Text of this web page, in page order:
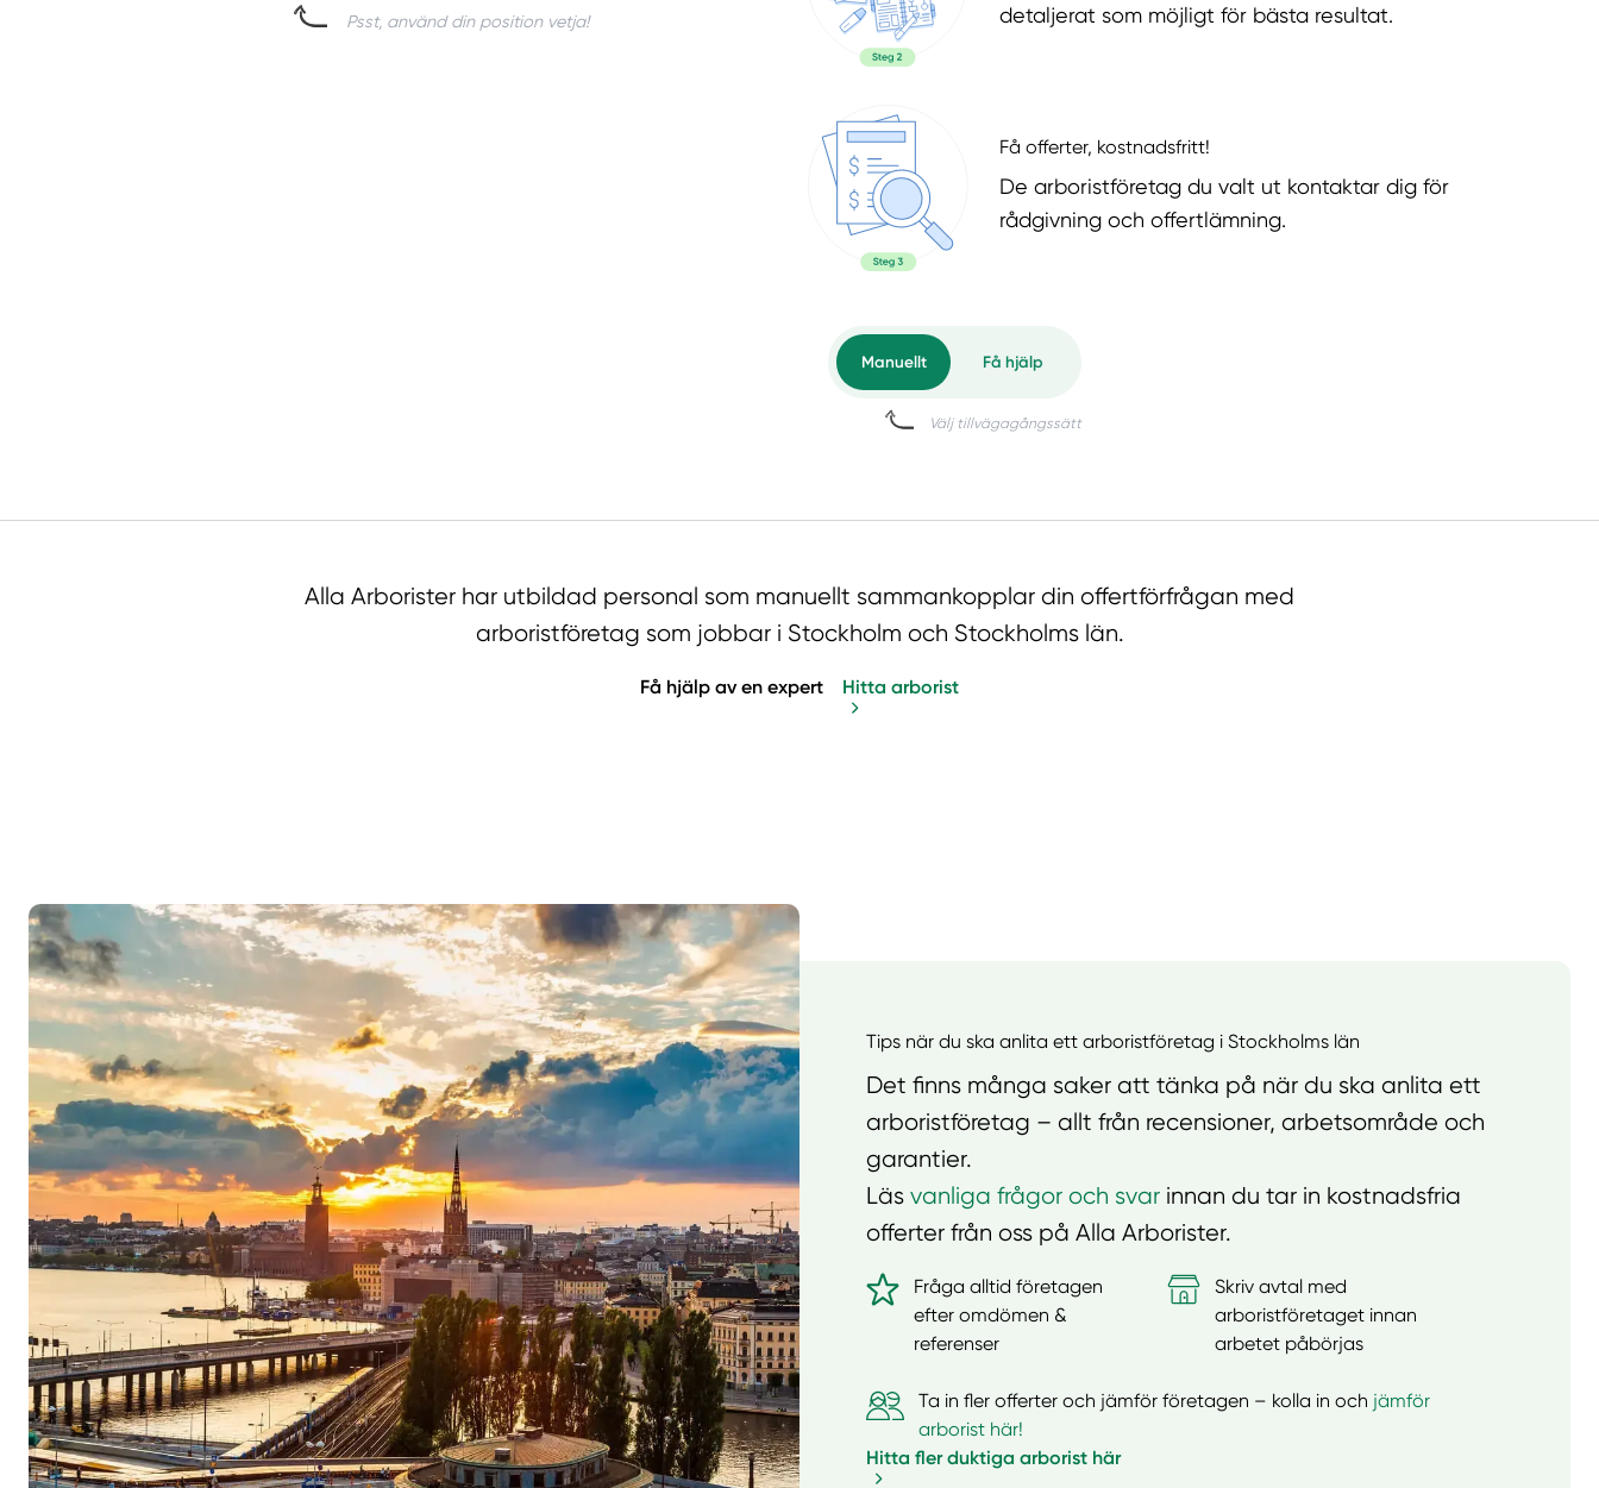
Psst, använd din position vetja!
detaljerat som möjligt för bästa resultat.
Få offerter, kostnadsfritt!
De arboristföretag du valt ut kontaktar dig för
rådgivning och offertlämning.
Alla Arborister har utbildad personal som manuellt sammankopplar din offertförfrågan med
arboristföretag som jobbar i Stockholm och Stockholms län.
Få hjälp av en expert Hitta arborist
Tips när du ska anlita ett arboristföretag i Stockholms län
Det finns många saker att tänka på när du ska anlita ett
arboristföretag – allt från recensioner, arbetsområde och
garantier.
Läs vanliga frågor och svar innan du tar in kostnadsfria
offerter från oss på Alla Arborister.
Fråga alltid företagen
efter omdömen &
referenser
Skriv avtal med
arboristföretaget innan
arbetet påbörjas
Ta in fler offerter och jämför företagen – kolla in och jämför
arborist här!
Hitta fler duktiga arborist här